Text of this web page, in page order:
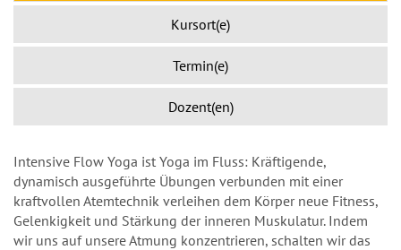
Kursort(e)
Termin(e)
Dozent(en)
Intensive Flow Yoga ist Yoga im Fluss: Kräftigende,
dynamisch ausgeführte Übungen verbunden mit einer
kraftvollen Atemtechnik verleihen dem Körper neue Fitness,
Gelenkigkeit und Stärkung der inneren Muskulatur. Indem
wir uns auf unsere Atmung konzentrieren, schalten wir das